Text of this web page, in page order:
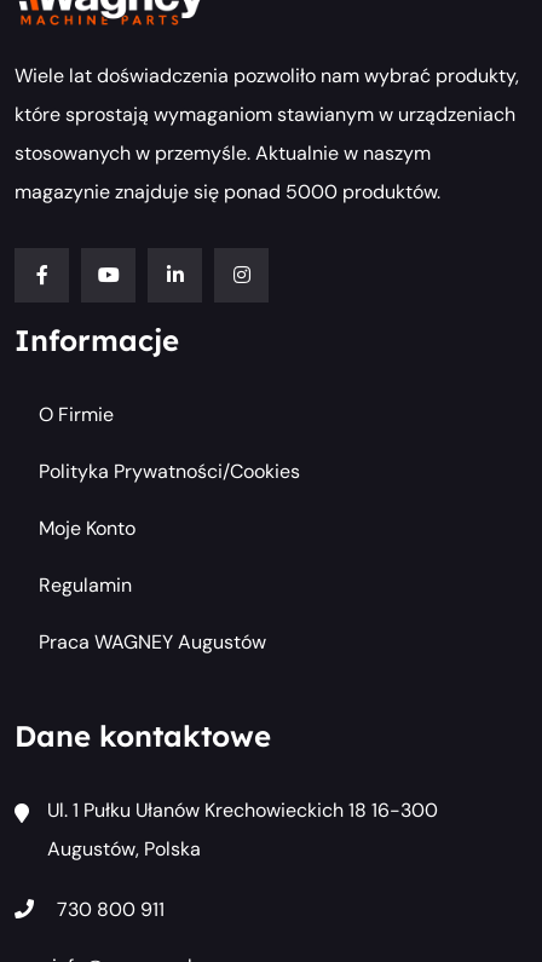
Wiele lat doświadczenia pozwoliło nam wybrać produkty,
które sprostają wymaganiom stawianym w urządzeniach
stosowanych w przemyśle. Aktualnie w naszym
magazynie znajduje się ponad 5000 produktów.
Informacje
O Firmie
Polityka Prywatności/cookies
Moje Konto
Regulamin
Praca WAGNEY Augustów
Dane kontaktowe
Ul. 1 Pułku Ułanów Krechowieckich 18 16-300
Augustów, Polska
730 800 911